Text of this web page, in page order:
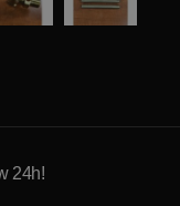
24h!